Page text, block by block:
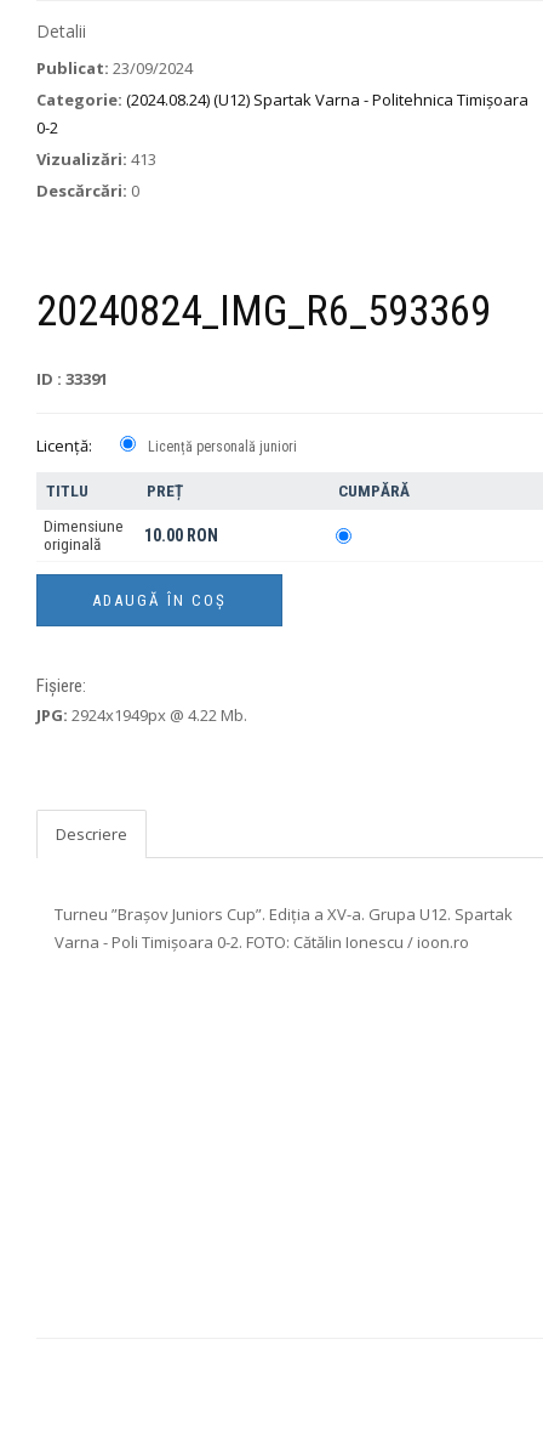
Detalii
Publicat: 23/09/2024
Categorie: (2024.08.24) (U12) Spartak Varna - Politehnica Timișoara
0-2
Vizualizări: 413
Descărcări: 0
20240824_IMG_R6_593369
ID : 33391
Licență: Licență personală juniori
TITLU PREȚ
CUMPĂRĂ
Dimensiune
originală
10.00 RON
Fișiere:
JPG: 2924x1949px @ 4.22 Mb.
Descriere
Turneu ”Brașov Juniors Cup”. Ediția a XV-a. Grupa U12. Spartak
Varna - Poli Timișoara 0-2. FOTO: Cătălin Ionescu / ioon.ro